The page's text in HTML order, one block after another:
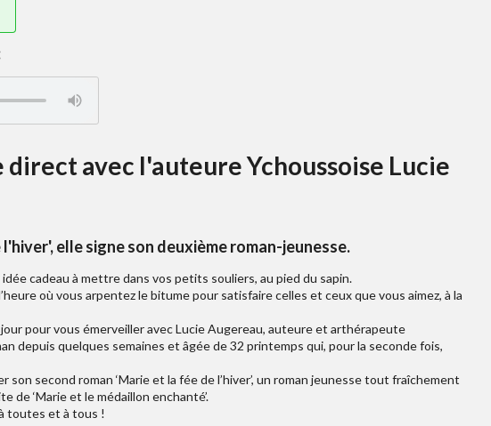
direct avec l'auteure Ychoussoise Lucie
elle signe son deuxième roman-jeunesse.
cadeau à mettre dans vos petits souliers, au pied du sapin.
où vous arpentez le bitume pour satisfaire celles et ceux que vous aimez, à la
pour vous émerveiller avec Lucie Augereau, auteure et arthérapeute
depuis quelques semaines et âgée de 32 printemps qui, pour la seconde fois,
son second roman ‘Marie et la fée de l’hiver’, un roman jeunesse tout fraîchement
de ‘Marie et le médaillon enchanté’.
toutes et à tous !